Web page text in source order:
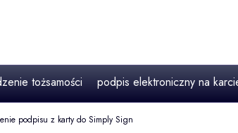
tożsamości podpis elektroniczny na
podpisu z karty do Simply Sign